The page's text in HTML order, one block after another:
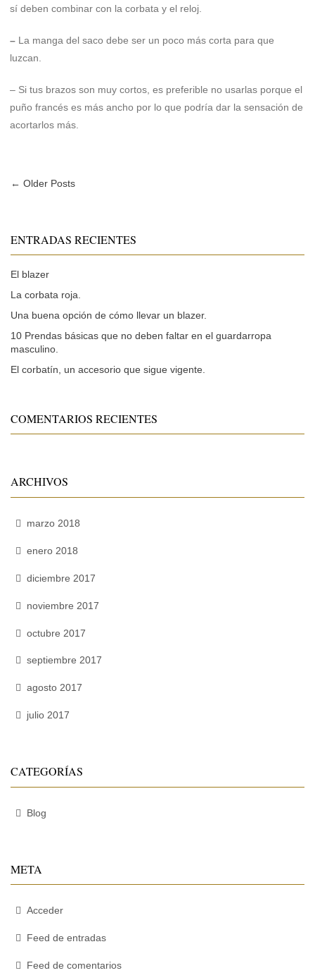
sí deben combinar con la corbata y el reloj.
– La manga del saco debe ser un poco más corta para que
luzcan.
– Si tus brazos son muy cortos, es preferible no usarlas porque el
puño francés es más ancho por lo que podría dar la sensación de
acortarlos más.
← Older Posts
ENTRADAS RECIENTES
El blazer
La corbata roja.
Una buena opción de cómo llevar un blazer.
10 Prendas básicas que no deben faltar en el guardarropa
masculino.
El corbatín, un accesorio que sigue vigente.
COMENTARIOS RECIENTES
ARCHIVOS
marzo 2018
enero 2018
diciembre 2017
noviembre 2017
octubre 2017
septiembre 2017
agosto 2017
julio 2017
CATEGORÍAS
Blog
META
Acceder
Feed de entradas
Feed de comentarios